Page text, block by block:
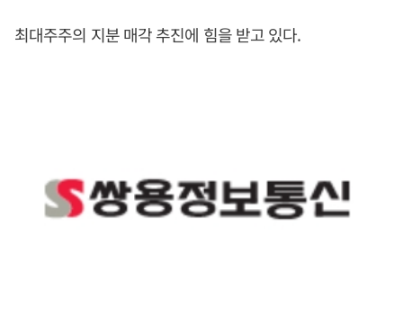
최대주주의 지분 매각 추진에 힘을 받고 있다.